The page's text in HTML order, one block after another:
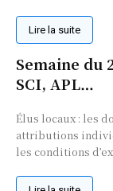
Lire la suite
Semaine du
SCI, APL…
Élus locaux : les
attributions
les conditions